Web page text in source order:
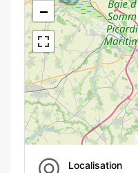
−
Localisation